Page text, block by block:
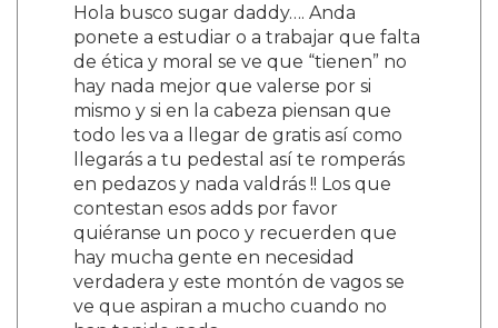
Hola busco sugar daddy…. Anda
ponete a estudiar o a trabajar que falta
de ética y moral se ve que “tienen” no
hay nada mejor que valerse por si
mismo y si en la cabeza piensan que
todo les va a llegar de gratis así como
llegarás a tu pedestal así te romperás
en pedazos y nada valdrás !! Los que
contestan esos adds por favor
quiéranse un poco y recuerden que
hay mucha gente en necesidad
verdadera y este montón de vagos se
ve que aspiran a mucho cuando no